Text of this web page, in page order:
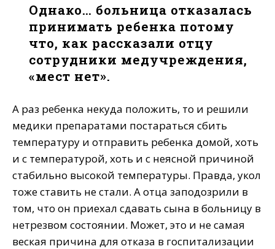
Однако… больница отказалась
принимать ребенка потому
что, как рассказали отцу
сотрудники медучреждения,
«мест нет».
А раз ребенка некуда положить, то и решили
медики препаратами постараться сбить
температуру и отправить ребенка домой, хоть
и с температурой, хоть и с неясной причиной
стабильно высокой температуры. Правда, укол
тоже ставить не стали. А отца заподозрили в
том, что он приехал сдавать сына в больницу в
нетрезвом состоянии. Может, это и не самая
веская причина для отказа в госпитализации